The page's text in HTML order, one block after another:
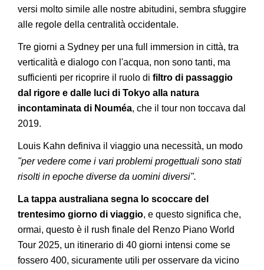
versi molto simile alle nostre abitudini, sembra sfuggire
alle regole della centralità occidentale.
Tre giorni a Sydney per una full immersion in città, tra
verticalità e dialogo con l'acqua, non sono tanti, ma
sufficienti per ricoprire il ruolo di filtro di passaggio
dal rigore e dalle luci di Tokyo alla natura
incontaminata di Nouméa, che il tour non toccava dal
2019.
Louis Kahn definiva il viaggio una necessità, un modo
"per vedere come i vari problemi progettuali sono stati
risolti in epoche diverse da uomini diversi".
La tappa australiana segna lo scoccare del
trentesimo giorno di viaggio, e questo significa che,
ormai, questo è il rush finale del Renzo Piano World
Tour 2025, un itinerario di 40 giorni intensi come se
fossero 400, sicuramente utili per osservare da vicino